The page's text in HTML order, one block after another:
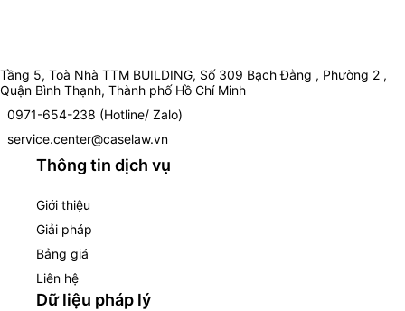
Tầng 5, Toà Nhà TTM BUILDING, Số 309 Bạch Đằng , Phường 2 ,
Quận Bình Thạnh, Thành phố Hồ Chí Minh
0971-654-238 (Hotline/ Zalo)
service.center@caselaw.vn
Thông tin dịch vụ
Giới thiệu
Giải pháp
Bảng giá
Liên hệ
Dữ liệu pháp lý